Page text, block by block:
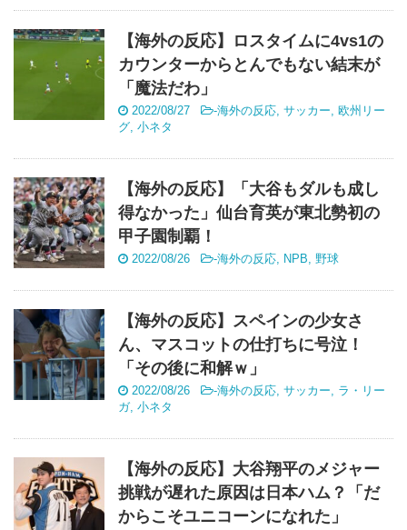
【海外の反応】ロスタイムに4vs1の
カウンターからとんでもない結末が
「魔法だわ」
2022/08/27 -海外の反応, サッカー, 欧州リー
グ, 小ネタ
【海外の反応】「大谷もダルも成し
得なかった」仙台育英が東北勢初の
甲子園制覇！
2022/08/26 -海外の反応, NPB, 野球
【海外の反応】スペインの少女さ
ん、マスコットの仕打ちに号泣！
「その後に和解ｗ」
2022/08/26 -海外の反応, サッカー, ラ・リー
ガ, 小ネタ
【海外の反応】大谷翔平のメジャー
挑戦が遅れた原因は日本ハム？「だ
からこそユニコーンになれた」